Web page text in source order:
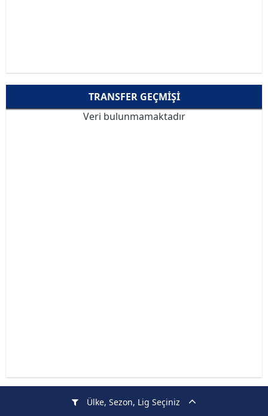
Ülke, Sezon, Lig Seçiniz
TRANSFER GEÇMIŞI
Veri bulunmamaktadır